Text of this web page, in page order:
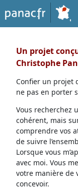
Un projet
Christophe
Confier un projet
ne pas en porter
Vous recherchez
cohérent, mais
comprendre vos
de suivre
Lorsque vous
avec moi. Vous
votre manière de
concevoir.